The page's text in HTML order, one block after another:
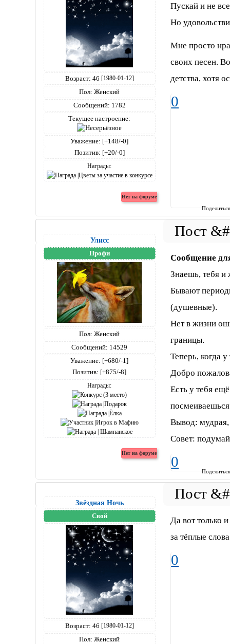
Возраст: 46 [1980-01-12]
Пол: Женский
Сообщений: 1782
Текущее настроение:
Уважение: [+148/-0]
Позитив: [+20/-0]
Награды:
Пускай и не
Но
Мне просто
своих песен.
детства, хотя
0
Улисс
Профи
Пол: Женский
Сообщений: 14529
Уважение: [+680/-1]
Позитив: [+875/-8]
Награды:
Сообщение
Знаешь, тебя и
Бывают
(душевные).
Нет в жизни
границы.
Теперь, когда у
Добро
Есть у тебя
Вывод: мудрая,
Совет:
0
Звёздная Ночь
Свой
Возраст: 46 [1980-01-12]
Пол: Женский
Да вот только
за тёплые
0